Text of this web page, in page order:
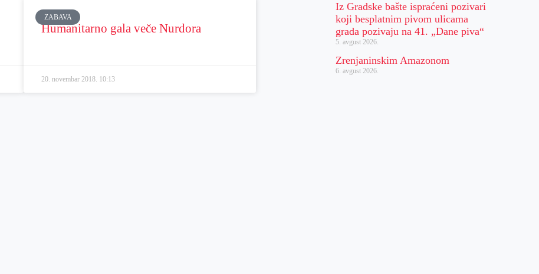
ZABAVA
Humanitarno gala veče Nurdora
20. novembar 2018. 10:13
Iz Gradske bašte ispraćeni pozivari
koji besplatnim pivom ulicama
grada pozivaju na 41. „Dane piva“
5. avgust 2026.
Zrenjaninskim Amazonom
6. avgust 2026.